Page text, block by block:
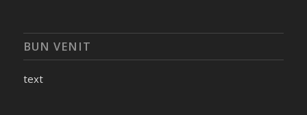
BUN VENIT
text